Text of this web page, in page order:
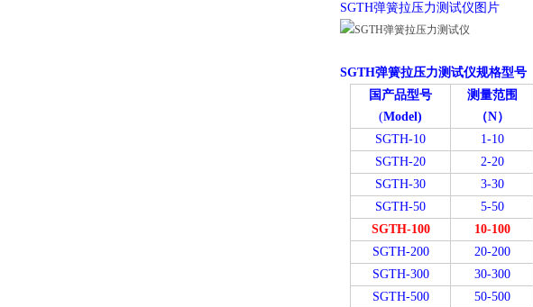
SGTH弹簧拉压力测试仪图片
SGTH弹簧拉压力测试仪规格型号
国产品型号
(Model)
测量范围
（N）
SGTH-10
1-10
SGTH-20 2-20
SGTH-30
3-30
SGTH-50
5-50
SGTH-100 10-100
SGTH-200
20-200
SGTH-300
30-300
SGTH-500
50-500